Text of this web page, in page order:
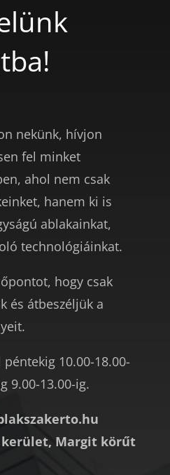
nekünk, hívjon
fel minket
ahol nem csak
hanem ki is
ablakainkat,
technológiáinkat.
hogy csak
és átbeszéljük a
10.00-18.00-
9.00-13.00-ig.
kerület, Margit körűt